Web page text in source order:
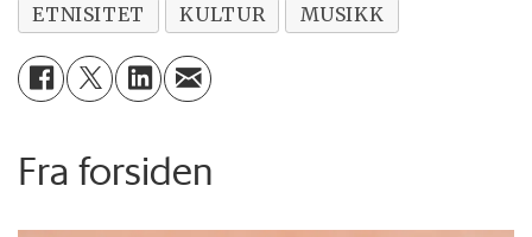
ETNISITET
KULTUR MUSIKK
Fra forsiden